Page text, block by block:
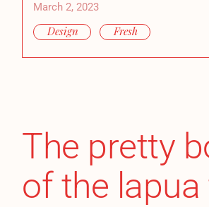
March 2, 2023
Design Fresh
The pretty
of the lapua